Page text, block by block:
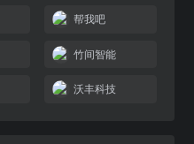
帮我吧
竹间智能
沃丰科技